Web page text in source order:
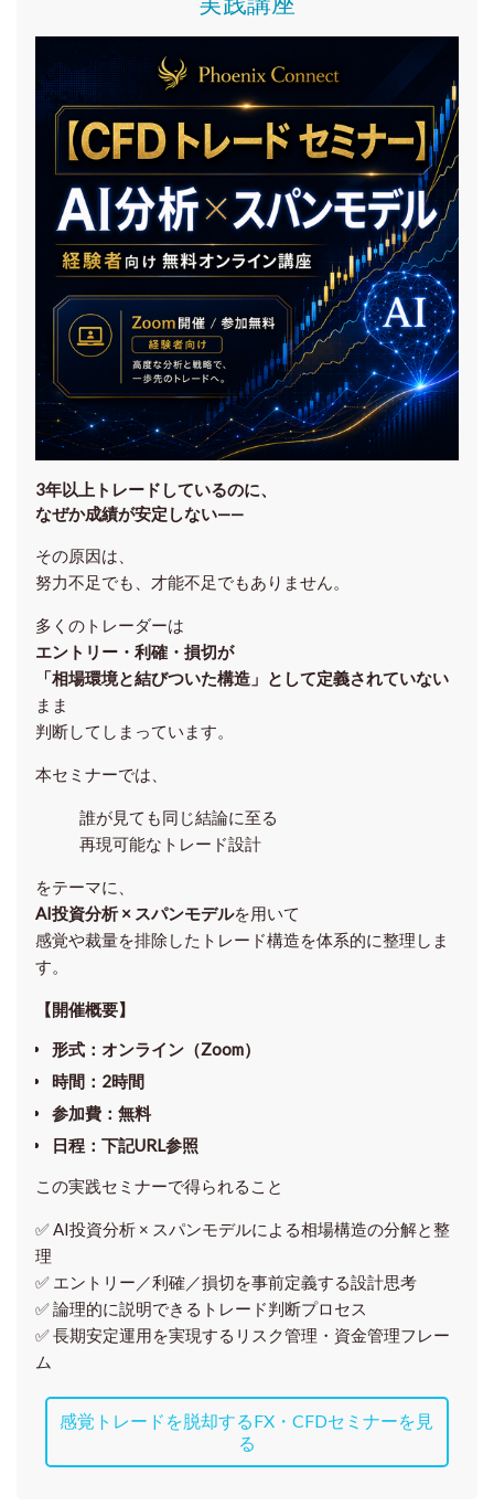
3年以上トレードしているのに、
なぜか成績が安定しない——
その原因は、
努力不足でも、才能不足でもありません。
多くのトレーダーは
エントリー・利確・損切が
「相場環境と結びついた構造」として定義されていない
まま
判断してしまっています。
本セミナーでは、
誰が見ても同じ結論に至る
再現可能なトレード設計
をテーマに、
AI投資分析 × スパンモデルを用いて
感覚や裁量を排除したトレード構造を体系的に整理しま
す。
【開催概要】
形式：オンライン（Zoom）
時間：2時間
参加費：無料
日程：下記URL参照
この実践セミナーで得られること
✅ AI投資分析 × スパンモデルによる相場構造の分解と整
理
✅ エントリー／利確／損切を事前定義する設計思考
✅ 論理的に説明できるトレード判断プロセス
✅ 長期安定運用を実現するリスク管理・資金管理フレー
ム
感覚トレードを脱却するFX・CFDセミナーを見
る